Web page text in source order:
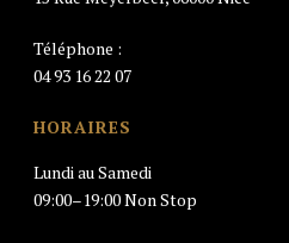
Téléphone :
04 93 16 22 07
HORAIRES
Lundi au Samedi
09:00–19:00 Non Stop